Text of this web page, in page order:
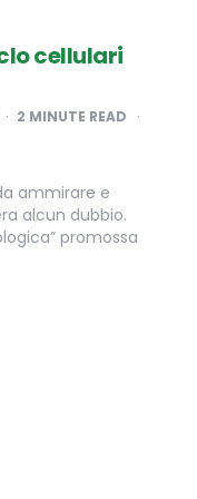
cellulari
2 MINUTE READ
ammirare e
alcun dubbio.
promossa